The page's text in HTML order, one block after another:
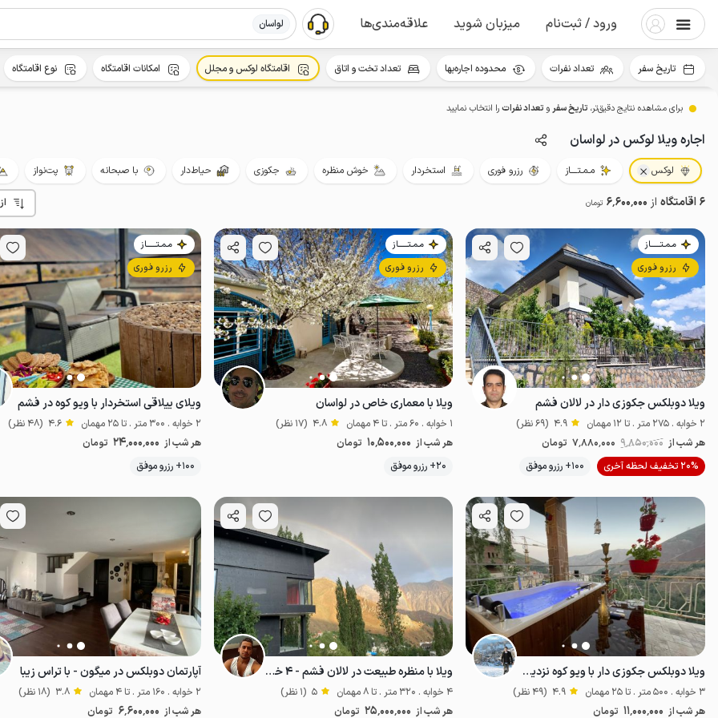
ورود / ثبت‌نام میزبان شوید علاقه‌مندی‌ها لواسان
برای مشاهده نتایج دقیق‌تر، تاریخ سفرو تعداد نفراترا انتخاب نمایید
اجاره ویلا لوکس در لواسان
لوکس مـمـتــــاز رزرو فوری استخردار خوش منظره جکوزی حیاط‌دار با صبحانه پت‌نواز
6 اقامتگاه از 6٬600٬000 تومان
مـمـتــــــاز
رزرو فوری
ویلا دوبلکس جکوزی دار در لالان فشم
2 خوابه . 275 متر . تا 12 مهمان 4.9 (69 نظر)
هر شب از 9٬850٬000 7٬880٬000 تومان
20% تخفیف لحظه آخری
100+ رزرو موفق خوش منظره موقعیت در نقشه
مـمـتــــــاز
رزرو فوری
ویلا با معماری خاص در لواسان
1 خوابه . 60 متر . تا 4 مهمان 4.8 (17 نظر)
هر شب از 10٬500٬000 تومان
20+ رزرو موفق
خوش منظره
مـمـتــــــاز
رزرو فوری
ویلای ییلاقی استخردار با ویو کوه در فشم
2 خوابه . 300 متر . تا 25 مهمان 4.6 (48 نظر)
هر شب از 24٬000٬000 تومان
100+ رزرو موفق
ویلا دوبلکس جکوزی دار با ویو کوه نزدیک فشم
3 خوابه . 500 متر . تا 25 مهمان 4.9 (49 نظر)
هر شب از 11٬000٬000 تومان
ویلا با منظره طبیعت در لالان فشم - ۴ خوابه
4 خوابه . 320 متر . تا 8 مهمان 5 (1 نظر)
هر شب از 25٬000٬000 تومان
آپارتمان دوبلکس در میگون - با تراس زیبا
2 خوابه . 160 متر . تا 4 مهمان 3.8 (18 نظر)
هر شب از 6٬600٬000 تومان
تاریخ سفر تعداد نفرات محدوده اجاره‌بها تعداد تخت و اتاق اقامتگاه لوکس و مجلل امکانات اقامتگاه نوع اقامتگاه